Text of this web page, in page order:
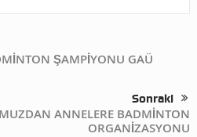
ŞAMPİYONU GAÜ
Sonraki
ANNELERE BADMİNTON
ORGANİZASYONU